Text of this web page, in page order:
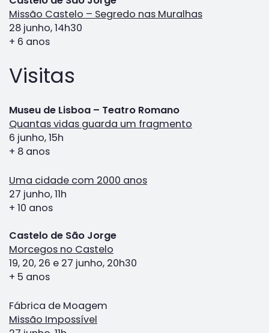
Missão Castelo – Segredo nas Muralhas
28 junho, 14h30
+ 6 anos
Visitas
Museu de Lisboa – Teatro Romano
Quantas vidas guarda um fragmento
6 junho, 15h
+ 8 anos
Uma cidade com 2000 anos
27 junho, 11h
+ 10 anos
Castelo de São Jorge
Morcegos no Castelo
19, 20, 26 e 27 junho, 20h30
+ 5 anos
Fábrica de Moagem
Missão Impossível